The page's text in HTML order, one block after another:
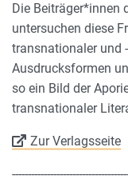
Die Beiträger*innen
untersuchen diese
transnationaler und
Ausdrucksformen
so ein Bild der
transnationaler
Zur Verlagsseite